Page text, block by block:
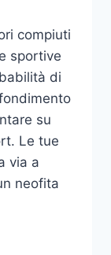
compiuti
sportive
di
su
Le tue
via a
neofita